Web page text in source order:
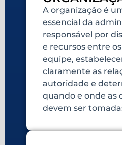
A organização é
essencial da
responsável por
e recursos entre
equipe,
claramente as
autoridade e
quando e onde as
devem ser